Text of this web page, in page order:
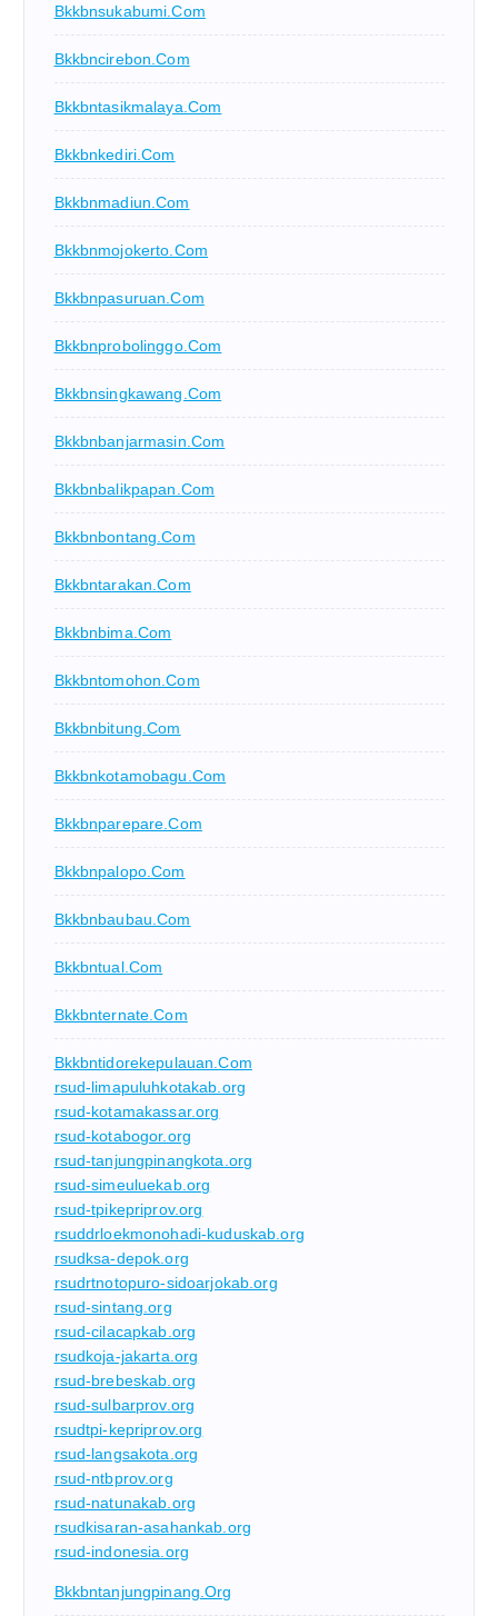
Bkkbnsukabumi.com
Bkkbncirebon.com
Bkkbntasikmalaya.com
Bkkbnkediri.com
Bkkbnmadiun.com
Bkkbnmojokerto.com
Bkkbnpasuruan.com
Bkkbnprobolinggo.com
Bkkbnsingkawang.com
Bkkbnbanjarmasin.com
Bkkbnbalikpapan.com
Bkkbnbontang.com
Bkkbntarakan.com
Bkkbnbima.com
Bkkbntomohon.com
Bkkbnbitung.com
Bkkbnkotamobagu.com
Bkkbnparepare.com
Bkkbnpalopo.com
Bkkbnbaubau.com
Bkkbntual.com
Bkkbnternate.com
Bkkbntidorekepulauan.com
rsud-limapuluhkotakab.org
rsud-kotamakassar.org
rsud-kotabogor.org
rsud-tanjungpinangkota.org
rsud-simeuluekab.org
rsud-tpikepriprov.org
rsuddrloekmonohadi-kuduskab.org
rsudksa-depok.org
rsudrtnotopuro-sidoarjokab.org
rsud-sintang.org
rsud-cilacapkab.org
rsudkoja-jakarta.org
rsud-brebeskab.org
rsud-sulbarprov.org
rsudtpi-kepriprov.org
rsud-langsakota.org
rsud-ntbprov.org
rsud-natunakab.org
rsudkisaran-asahankab.org
rsud-indonesia.org
Bkkbntanjungpinang.org